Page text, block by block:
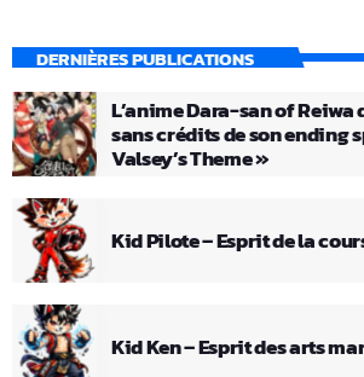
DERNIÈRES PUBLICATIONS
L’anime Dara-san of
sans crédits de son ending
Valsey’s Theme »
Kid Pilote – Esprit de la
Kid Ken – Esprit des arts